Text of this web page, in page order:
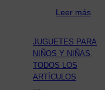
Leer más
JUGUETES PARA
NIÑOS Y NIÑAS
TODOS LOS
ARTÍCULOS